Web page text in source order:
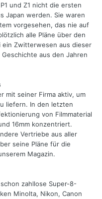
und Z1 nicht die ersten
Japan werden. Sie waren
vorgesehen, das nie auf
alle Pläne über den
ein Zwitterwesen aus dieser
aus den Jahren
mit seiner Firma aktiv, um
liefern. In den letzten
von Filmmaterial
16mm konzentriert.
Vertriebe aus aller
seine Pläne für die
Magazin.
zahllose Super-8-
Minolta, Nikon, Canon